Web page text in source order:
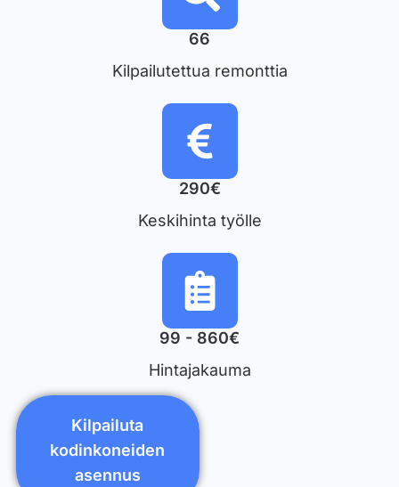
66
Kilpailutettua remonttia
290€
Keskihinta työlle
99 - 860€
Hintajakauma
Kilpailuta
kodinkoneiden
asennus